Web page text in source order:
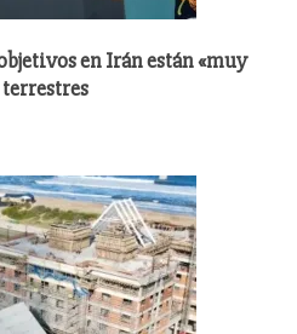
en Irán están «muy
terrestres